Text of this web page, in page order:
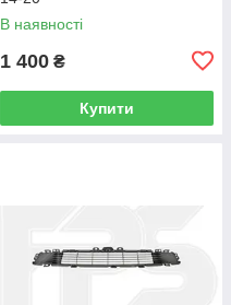
В наявності
1 400 ₴
Купити